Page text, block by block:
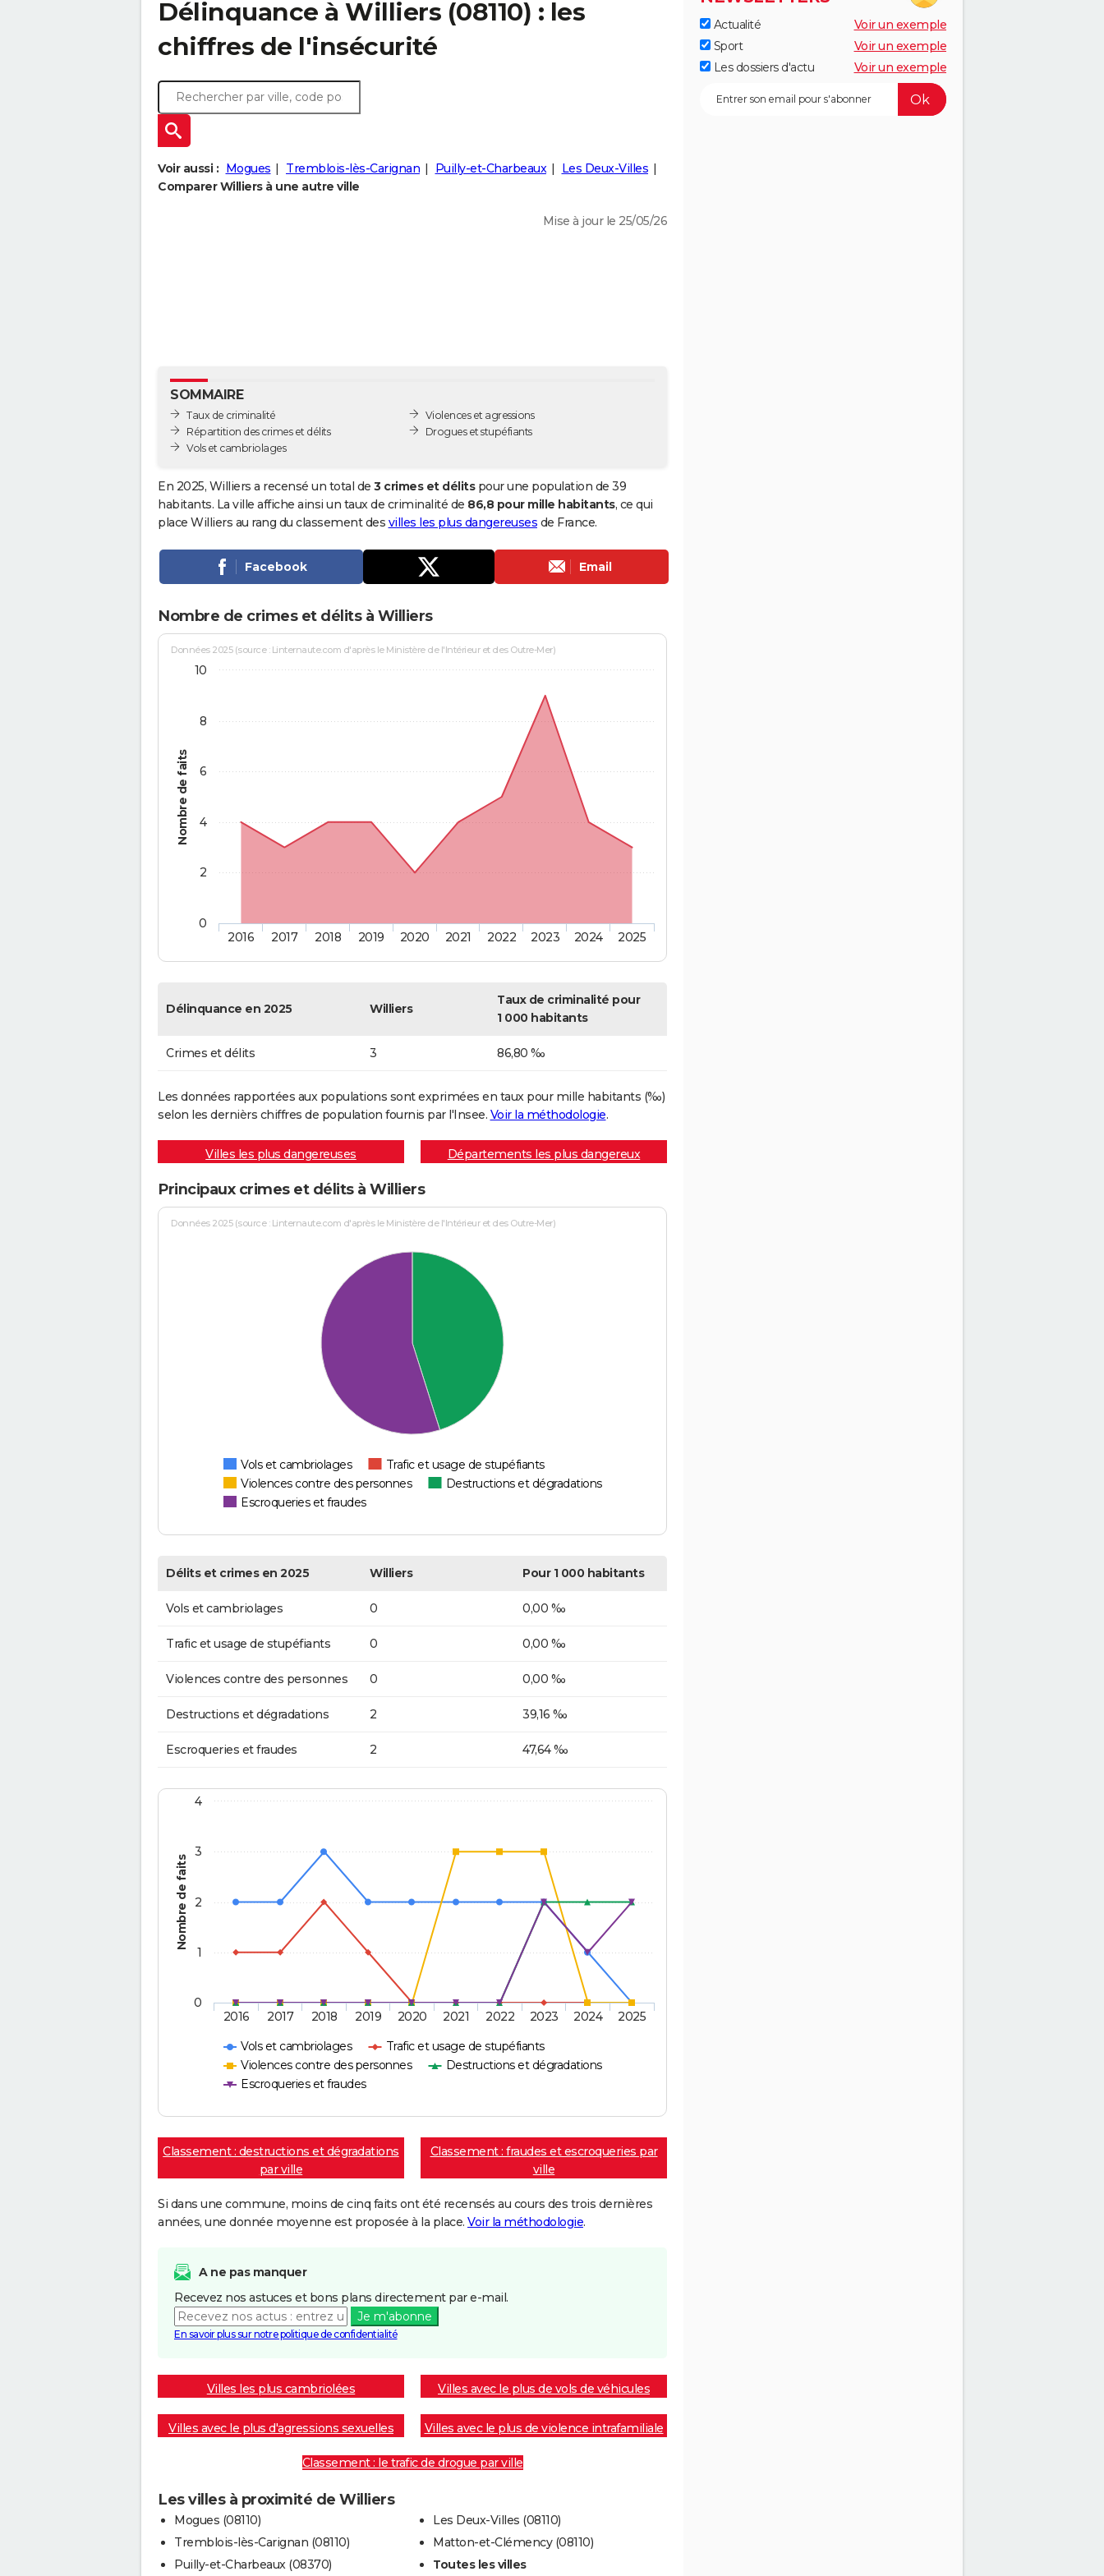
Délinquance à Williers (08110) : les
chiffres de l'insécurité
Voir aussi : Mogues Tremblois-lès-Carignan Puilly-et-Charbeaux
Les Deux-Villes
Comparer Williers à une autre ville
Mise à jour le 25/05/26
SOMMAIRE
Taux de criminalité
Répartition des crimes et délits
Vols et cambriolages
Violences et agressions
Drogues et stupéfiants
En 2025, Williers a recensé un total de 3 crimes et délitspour une population de 39
habitants. La ville affiche ainsi un taux de criminalité de 86,8 pour mille habitants, ce qui
place Williers au rang du classement des villes les plus dangereuses de France.
Facebook Email
Nombre de crimes et délits à Williers
Nombre de faits
Données 2025 (source : Linternaute.com d'après le Ministère de l'Intérieur et des Outre-Mer)
2016 2017 2018 2019 2020 2021 2022 2023 2024 2025
0
2
4
6
8
10
Délinquance en 2025 Williers
Taux de criminalité pour
1 000 habitants
Crimes et délits 3 86,80 ‰
Les données rapportées aux populations sont exprimées en taux pour mille habitants (‰)
selon les dernièrs chiffres de population fournis par l'Insee. Voir la méthodologie.
Villes les plus dangereuses Départements les plus dangereux
Principaux crimes et délits à Williers
Données 2025 (source : Linternaute.com d'après le Ministère de l'Intérieur et des Outre-Mer)
Vols et cambriolages
Trafic et usage de stupéfiants
Violences contre des personnes
Destructions et dégradations
Escroqueries et fraudes
Délits et crimes en 2025 Williers Pour 1 000 habitants
Vols et cambriolages 0 0,00 ‰
Trafic et usage de stupéfiants 0 0,00 ‰
Violences contre des personnes 0 0,00 ‰
Destructions et dégradations 2 39,16 ‰
Escroqueries et fraudes 2 47,64 ‰
Nombre de faits
Vols et cambriolages
Trafic et usage de stupéfiants
Violences contre des personnes
Destructions et dégradations
Escroqueries et fraudes
2016 2017 2018 2019 2020 2021 2022 2023 2024 2025
0
1
2
3
4
Classement : destructions et dégradations
par ville
Classement : fraudes et escroqueries par
ville
Si dans une commune, moins de cinq faits ont été recensés au cours des trois dernières
années, une donnée moyenne est proposée à la place. Voir la méthodologie.
A ne pas manquer
Recevez nos astuces et bons plans directement par e-mail.
Je m'abonne
En savoir plus sur notre politique de confidentialité
Villes les plus cambriolées Villes avec le plus de vols de véhicules
Villes avec le plus d'agressions sexuelles Villes avec le plus de violence intrafamiliale
Classement : le trafic de drogue par ville
Les villes à proximité de Williers
Mogues (08110)
Tremblois-lès-Carignan (08110)
Puilly-et-Charbeaux (08370)
Les Deux-Villes (08110)
Matton-et-Clémency (08110)
Toutes les villes
Actualité
Voir un exemple
Sport
Voir un exemple
Les dossiers d'actu
Voir un exemple